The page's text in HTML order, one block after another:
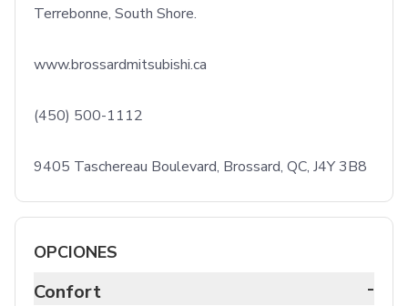
Terrebonne, South Shore.
www.brossardmitsubishi.ca
(450) 500-1112
9405 Taschereau Boulevard, Brossard, QC, J4Y 3B8
OPCIONES
Confort -